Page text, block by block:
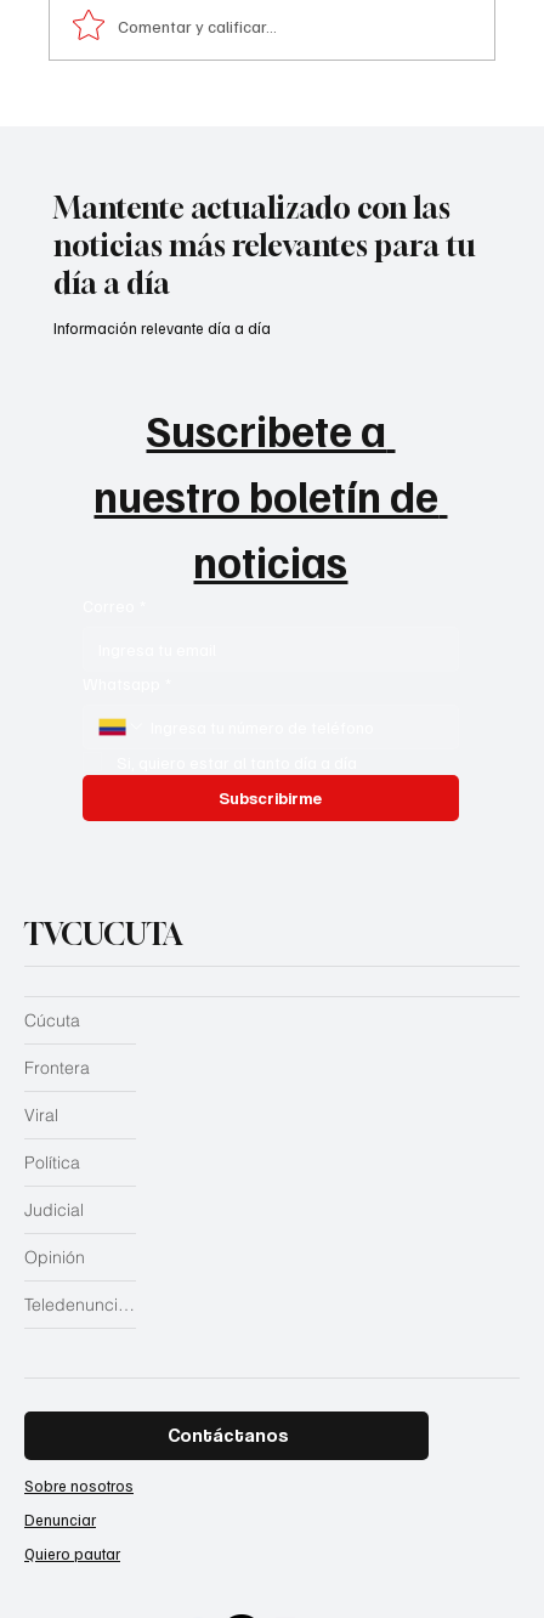
información preliminar, la explosión estuvo
acompañada por ráf@g@s
Comentar y calificar...
Mantente actualizado con las
noticias más relevantes para tu
día a día
Suscribete a
nuestro boletín de
noticias
Subscribirme
Información relevante día a día
TVCUCUTA
Judicial
Opinión
Teledenuncias
Cúcuta
Frontera
Viral
Política
Contáctanos
Sobre nosotros
Denunciar
Quiero pautar